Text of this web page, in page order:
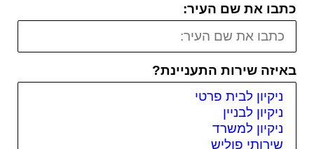
כתבו את שם העיר:
באיזה שירות התעניינת?